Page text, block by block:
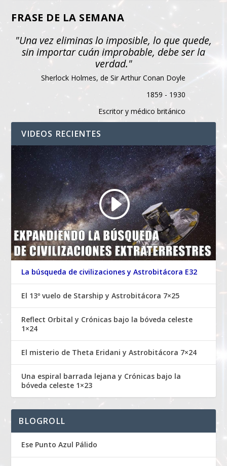
FRASE DE LA SEMANA
"Una vez eliminas lo imposible, lo que quede,
sin importar cuán improbable, debe ser la
verdad."
Sherlock Holmes, de Sir Arthur Conan Doyle
1859 - 1930
Escritor y médico británico
VIDEOS RECIENTES
La búsqueda de civilizaciones y Astrobitácora E32
El 13º vuelo de Starship y Astrobitácora 7×25
Reflect Orbital y Crónicas bajo la bóveda celeste
1×24
El misterio de Theta Eridani y Astrobitácora 7×24
Una espiral barrada lejana y Crónicas bajo la
bóveda celeste 1×23
BLOGROLL
Ese Punto Azul Pálido